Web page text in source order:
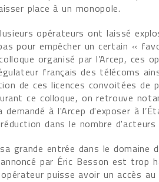
place à un monopole.
opérateurs ont laissé
pour empêcher un certain «
organisé par l’Arcep,
français des télécoms
de ces licences convoitées
ce colloque, on retrouve
demandé à l'Arcep d'exposer à
dans le nombre d'acteurs
grande entrée dans le domaine
par Éric Besson est trop
puisse avoir un accès